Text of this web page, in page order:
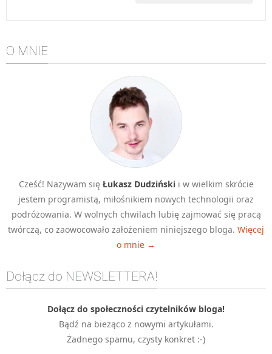
O MNIE
Cześć! Nazywam się Łukasz Dudzińskii w wielkim skrócie
jestem programistą, miłośnikiem nowych technologii oraz
podróżowania. W wolnych chwilach lubię zajmować się pracą
twórczą, co zaowocowało założeniem niniejszego bloga. Więcej
o mnie →
Dołącz do NEWSLETTERA!
Dołącz do społeczności czytelników bloga!
Bądź na bieżąco z nowymi artykułami.
Żadnego spamu, czysty konkret :-)